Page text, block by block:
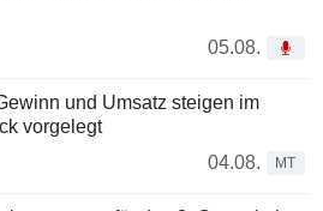
05.08.
und Umsatz steigen im
vorgelegt
04.08.
MT